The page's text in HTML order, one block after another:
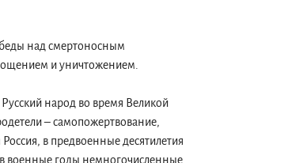
над смертоносным
и уничтожением.
народ во время Великой
– самопожертвование,
в предвоенные десятилетия
военные годы немногочисленные